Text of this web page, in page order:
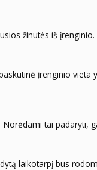
žinutės iš įrenginio.
įrenginio
tai padaryti,
laikotarpį bus